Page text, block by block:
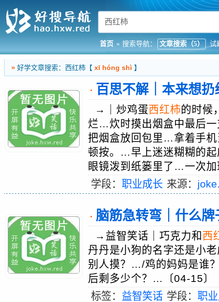
首页 » 搜索导航： 文章搜索（5） 试
» 好学文章搜索：西红柿【 xī hóng shì 】
· 百思不解｜本来想
→｜炒鸡蛋西红柿的时候
烂…炊时摸出烟盒中最后
把烟盒放回包里…拿着手
顿按。…早上迷迷糊糊的
眼镜泼到纸篓里了…一次
学段： 职业成长 来源：
· 脑筋急转弯｜什么
→益智笑话｜巧克力和 西
丹丹是小狗的名字还是小
别人摸？…/鸡的妈妈是谁
后剩多少个？…〔04-15〕
标签： 益智笑话 学段： 职